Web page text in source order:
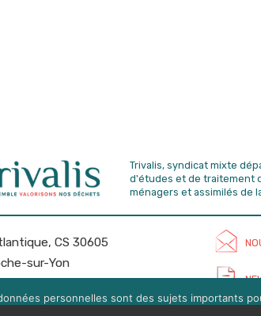
Trivalis, syndicat mixte
d'études et de traitement
ménagers et assimilés de
CS 30605
sur-Yon
personnelles sont des sujets importants